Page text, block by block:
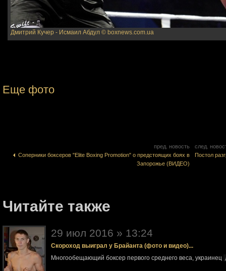
Дмитрий Кучер - Исмаил Абдул © boxnews.com.ua
Еще фото
пред. новость
Соперники боксеров "Elite Boxing Promotion" о предстоящих боях в
Запорожье (ВИДЕО)
след.
Постол
Читайте также
29 июл 2016 » 13:24
Скороход выиграл у Брайанта (фото и видео)...
Многообещающий боксер первого среднего веса, украинец